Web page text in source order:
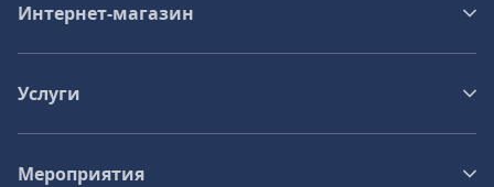
Интернет-магазин
Услуги
Мероприятия